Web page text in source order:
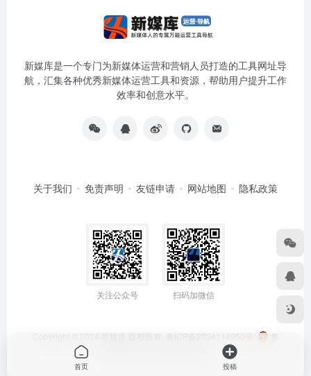
新媒库是一个专门为新媒体运营和营销人员打造的工具网址导
航，汇集各种优秀新媒体运营工具和资源，帮助用户提升工作
效率和创意水平。
关于我们 免责声明 友链申请 网站地图 隐私政策
关注公众号 扫码加微信
Copyright © 2024 新媒库 版权所有. 鲁ICP备2024114950号
鲁
首页 投稿